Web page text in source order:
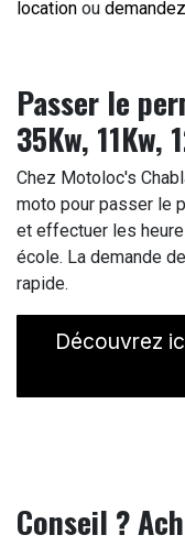
location ou
Passer le
35Kw, 11Kw,
Chez Motoloc's
moto pour passer le
et effectuer les
école. La demande
rapide.
Découvrez
Conseil ?